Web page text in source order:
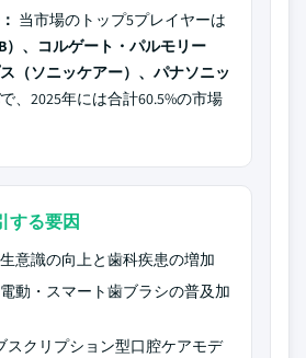
当市場のトップ5プレイヤーは
）、コルゲート・パルモリー
（ソニッケアー）、パナソニッ
で、2025年には合計60.5%の市場
する要因
意識の向上と歯科疾患の増加
動・スマート歯ブラシの普及加
スクリプション型口腔ケアモデ